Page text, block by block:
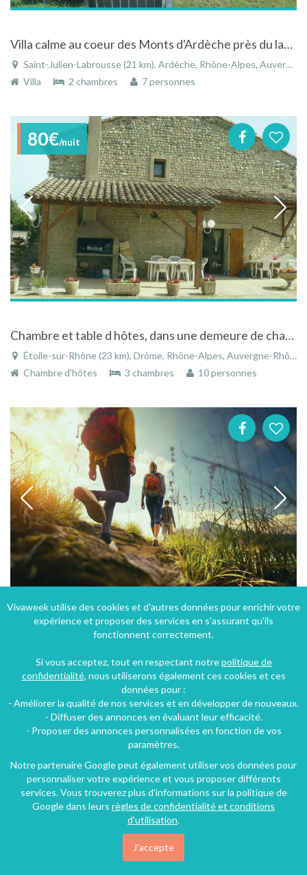
Villa calme au coeur des Monts d'Ardèche près du lac des Collanges à Saint-Julien-Labrousse
Saint-Julien-Labrousse (21 km), Ardèche, Rhône-Alpes, Auvergne-Rhône-Alpes, France
Villa
2 chambres 7 personnes
80€/nuit
Chambre et table d hôtes, dans une demeure de charme a la campagne.
Étoile-sur-Rhône (23 km), Drôme, Rhône-Alpes, Auvergne-Rhône-Alpes, France
Chambre d'hôtes
3 chambres 10 personnes
Camping
2 personnes
113€/nuit
Vivaweek utilise des cookies et d'autres données pour enrichir votre
expérience et proposer des services en s'assurant qu'ils
fonctionnent correctement.
Si vous acceptez, tout en respectant notrepolitique de
confidentialité, nous utiliserons également ces cookies et ces
données pour :
- Améliorer la qualité de nos services et en développer de nouveaux.
- Diffuser des annonces en évaluant leur efficacité.
- Proposer des annonces personnalisées en fonction de vos
paramètres.
Notre partenaire Google peut également utiliser vos données pour
personnaliser votre expérience et vous proposer différents
services. Vous trouverez plus d'informations sur la politique de
Google dans leurs règles de confidentialité et conditions
d'utilisation.
J'accepte